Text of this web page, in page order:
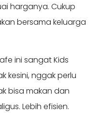
harganya. Cukup
bersama keluarga
ini sangat Kids
kesini, nggak perlu
bisa makan dan
Lebih efisien.